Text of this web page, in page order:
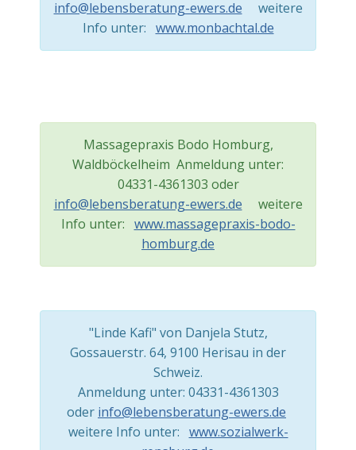
info@lebensberatung-ewers.de weitere
Info unter: www.monbachtal.de
Massagepraxis Bodo Homburg,
Waldböckelheim Anmeldung unter:
04331-4361303 oder
info@lebensberatung-ewers.de weitere
Info unter: www.massagepraxis-bodo-
homburg.de
"Linde Kafi" von Danjela Stutz,
Gossauerstr. 64, 9100 Herisau in der
Schweiz.
Anmeldung unter: 04331-4361303
oder info@lebensberatung-ewers.de
weitere Info unter: www.sozialwerk-